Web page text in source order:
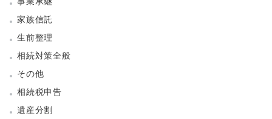
家族信託
生前整理
相続対策全般
その他
相続税申告
遺産分割